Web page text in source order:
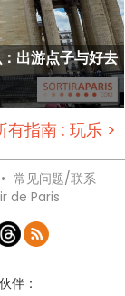
出游点子与好去
有指南 : 玩乐 >
• 常见问题/联系
de Paris
伴：